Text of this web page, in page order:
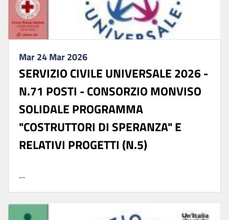
Mar 24 Mar 2026
SERVIZIO CIVILE UNIVERSALE 2026 -
N.71 POSTI - CONSORZIO MONVISO
SOLIDALE PROGRAMMA
"COSTRUTTORI DI SPERANZA" E
RELATIVI PROGETTI (N.5)
...